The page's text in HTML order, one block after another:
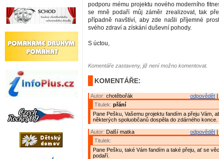
podporu mému projektu nového moderního
se mně podaří můj záměr zrealizovat, tak
případně navštíví, aby zde našli příjemné
svého zdraví a získání duševní pohody.
S úctou,
Komentáře zastaveny, již není možno komentovat.
KOMENTÁŘE:
odpovědět
Autor: chotěbořák
Titulek: přání
Pane Pešku, Vašemu projektu fandím a přeju Vám,
některých spoluobčanů dospěla do zdárného konce.
odpovědět
Autor: Další matka
Titulek:
Pane Pešku, také Vám fandím a také přeju, ať se
podaří.